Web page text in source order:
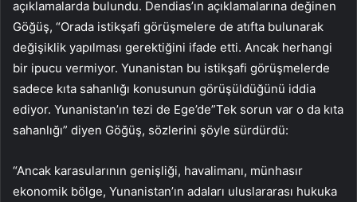
açıklamalarda bulundu. Dendias’ın açıklamalarına değinen
Göğüş, “Orada istikşafi görüşmelere de atıfta bulunarak
değişiklik yapılması gerektiğini ifade etti. Ancak herhangi
bir ipucu vermiyor. Yunanistan bu istikşafi görüşmelerde
sadece kıta sahanlığı konusunun görüşüldüğünü iddia
ediyor. Yunanistan’ın tezi de Ege’de”Tek sorun var o da kıta
sahanlığı” diyen Göğüş, sözlerini şöyle sürdürdü:
“Ancak karasularının genişliği, havalimanı, münhasır
ekonomik bölge, Yunanistan’ın adaları uluslararası hukuka